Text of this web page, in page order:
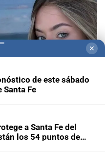
dijo que no a Facundo
mantener
✕
de este sábado
Santa Fe
a Santa Fe del
los 54 puntos de